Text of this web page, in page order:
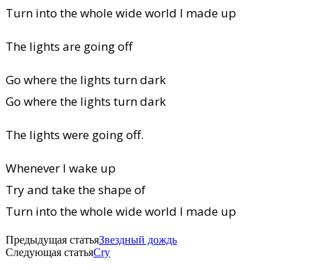
Turn into the whole wide world I made up
The lights are going off
Go where the lights turn dark
Go where the lights turn dark
The lights were going off.
Whenever I wake up
Try and take the shape of
Turn into the whole wide world I made up
Предыдущая статьяЗвездный дождь
Следующая статьяCry